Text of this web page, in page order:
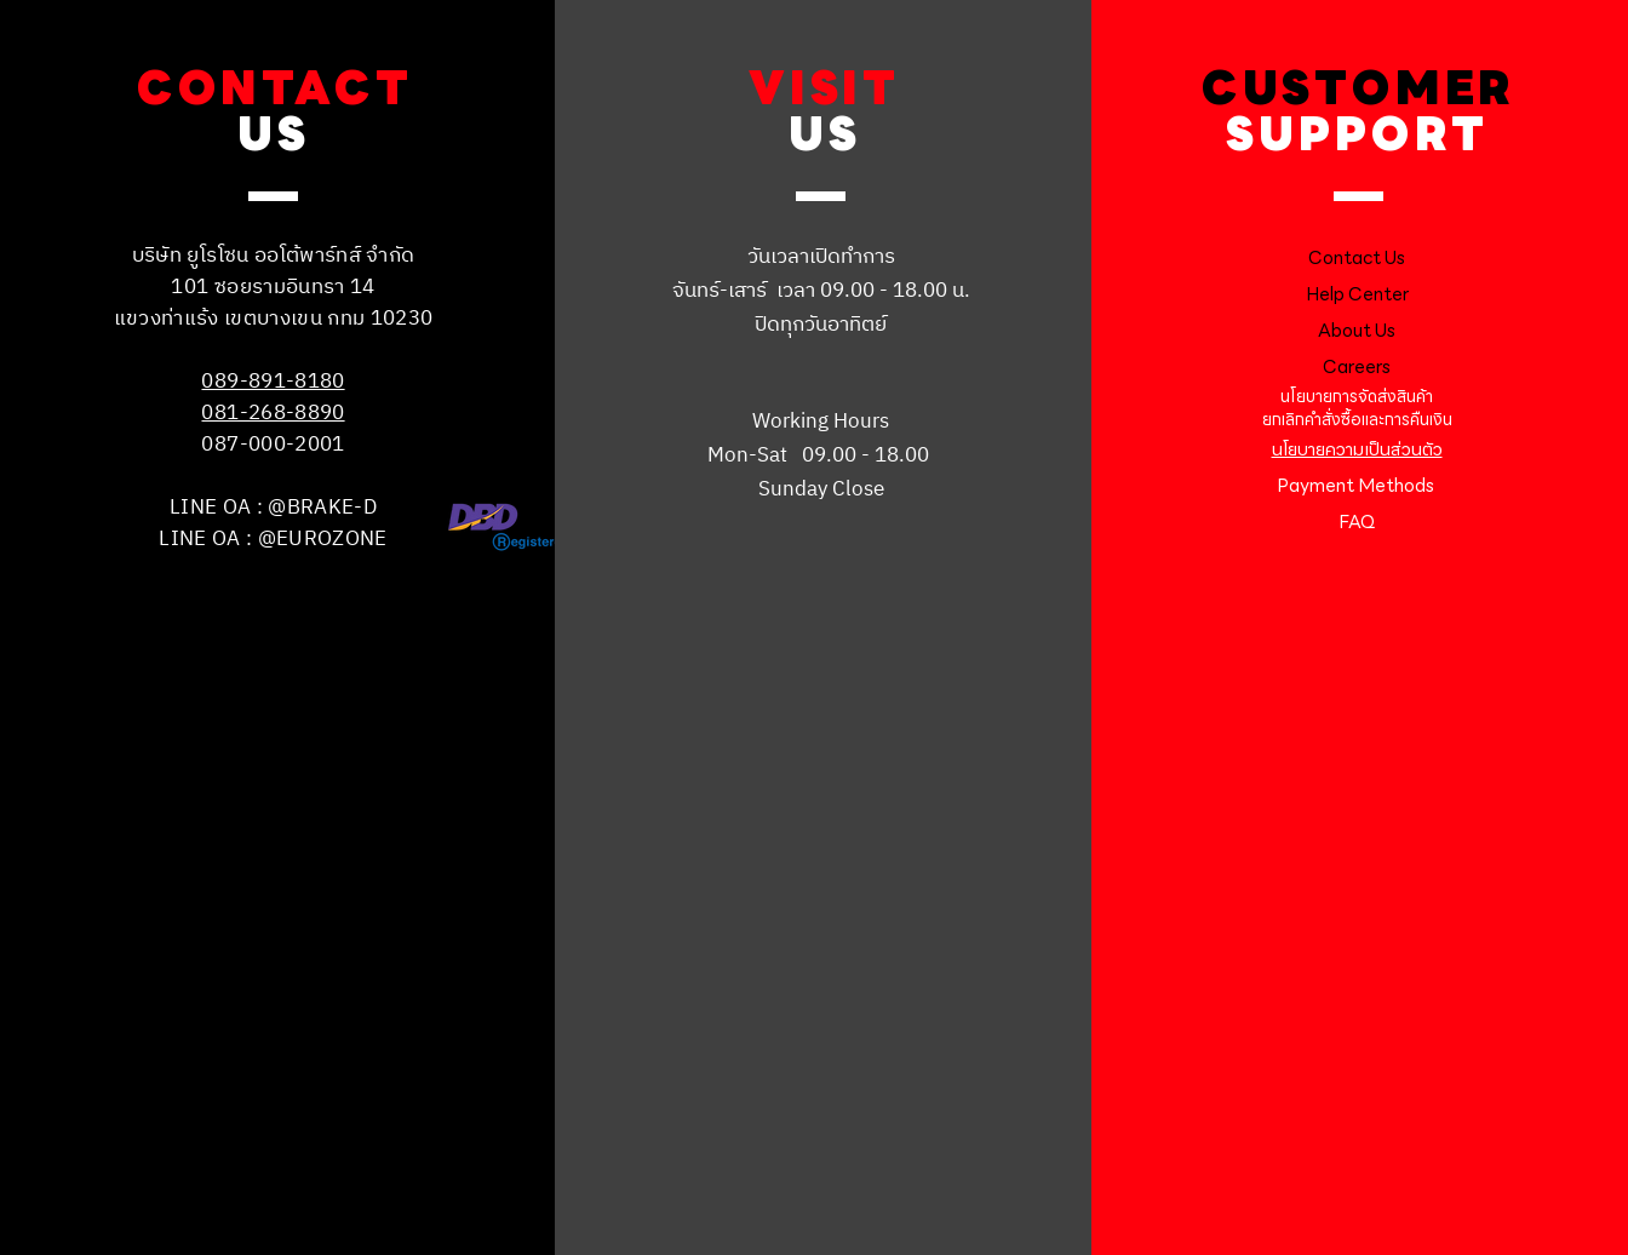
CONTACT
US
บริษัท ยูโรโซน ออโต้พาร์ทส์ จำกัด
101 ซอยรามอินทรา 14
แขวงท่าแร้ง เขตบางเขน กทม 10230
089-891-8180
081-268-8890
087-000-2001
LINE OA : @BRAKE-D
LINE OA : @EUROZONE
VISIT
US
วันเวลาเปิดทำการ
จันทร์-เสาร์ เวลา 09.00 - 18.00 น.
ปิดทุกวันอาทิตย์
Working Hours
Mon-Sat 09.00 - 18.00
Sunday Close
CUSTOMER
SUPPORT
Contact Us
Help Center
About Us
Careers
นโยบายการจัดส่งสินค้า
ยกเลิกคำสั่งซื้อและการคืนเงิน
นโยบายความเป็นส่วนตัว
Payment Methods
FAQ